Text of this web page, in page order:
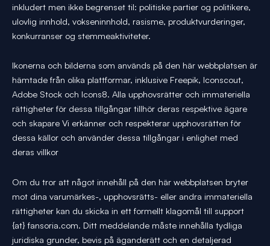
inkludert men ikke begrenset til: politiske partier og politikere,
ulovlig innhold, vokseninnhold, rasisme, produktvurderinger,
konkurranser og stemmeaktiviteter.
Ikonerna och bilderna som används på den här webbplatsen är
hämtade från olika plattformar, inklusive Freepik, Iconscout,
Adobe Stock och Icons8. Alla upphovsrätter och immateriella
rättigheter för dessa tillgångar tillhör deras respektive ägare
och skapare Vi erkänner och respekterar upphovsrätten för
dessa källor och använder dessa tillgångar i enlighet med
deras villkor
Om du tror att något innehåll på den här webbplatsen bryter
mot dina varumärkes-, upphovsrätts- eller andra immateriella
rättigheter kan du skicka in ett formellt klagomål till support
{at} fansoria.com. Ditt meddelande måste innehålla tydliga
juridiska grunder, bevis på äganderätt och en detaljerad